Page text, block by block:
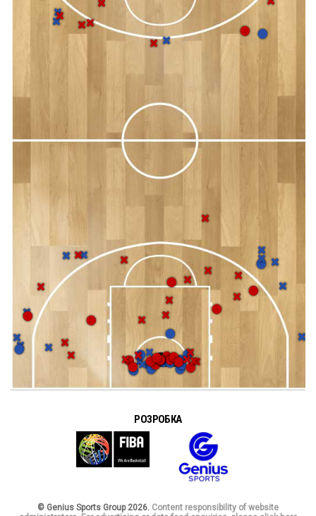
РОЗРОБКА
© Genius Sports Group 2026. Content responsibility of website